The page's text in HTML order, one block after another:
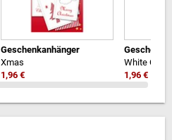
Geschenkanhänger
Xmas
1,96 €
White
1,96 €